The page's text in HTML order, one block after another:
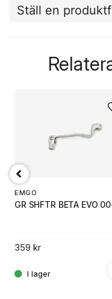
Ställ en
Ja, ni får
EMGO
GR SHFTR BETA EVO
359 kr